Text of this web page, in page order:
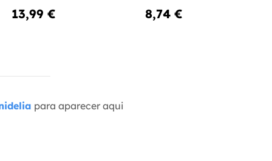
13,99 € 8,74 €
para aparecer aqui